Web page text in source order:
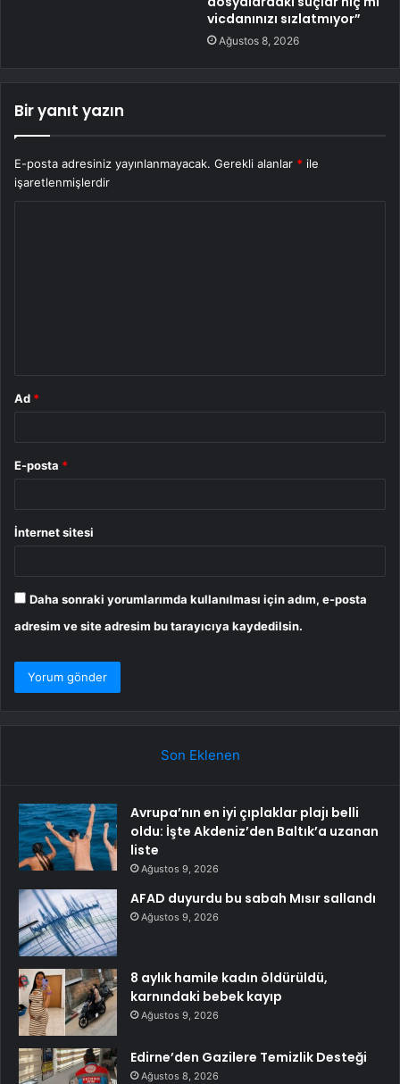
vicdanınızı sızlatmıyor”
Ağustos 8, 2026
Bir yanıt yazın
E-posta adresiniz yayınlanmayacak. Gerekli alanlar * ile
işaretlenmişlerdir
Ad *
E-posta *
İnternet sitesi
Daha sonraki yorumlarımda kullanılması için adım, e-posta
adresim ve site adresim bu tarayıcıya kaydedilsin.
Son Eklenen
Avrupa’nın en iyi çıplaklar plajı belli
oldu: İşte Akdeniz’den Baltık’a uzanan
liste
Ağustos 9, 2026
AFAD duyurdu bu sabah Mısır sallandı
Ağustos 9, 2026
8 aylık hamile kadın öldürüldü,
karnındaki bebek kayıp
Ağustos 9, 2026
Edirne’den Gazilere Temizlik Desteği
Ağustos 8, 2026